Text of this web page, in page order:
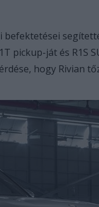
befektetései
pickup-ját és R1S
hogy Rivian